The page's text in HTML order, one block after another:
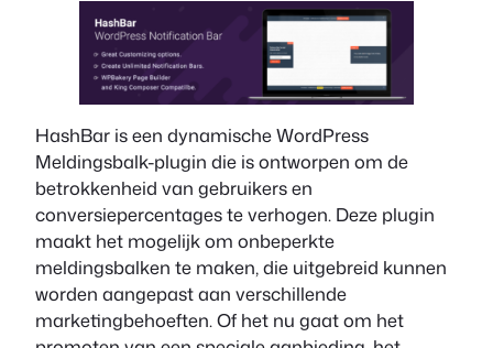
HashBar is een dynamische WordPress
Meldingsbalk-plugin die is ontworpen om de
betrokkenheid van gebruikers en
conversiepercentages te verhogen. Deze plugin
maakt het mogelijk om onbeperkte
meldingsbalken te maken, die uitgebreid kunnen
worden aangepast aan verschillende
marketingbehoeften. Of het nu gaat om het